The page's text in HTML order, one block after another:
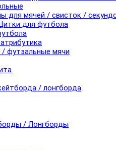
для мячей / свисток /
для футбола
футзальные мячи
/ лонгборда
/ Лонгборды